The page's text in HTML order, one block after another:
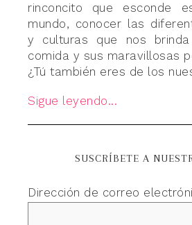
rinconcito que esconde
mundo, conocer las
y culturas que nos
comida y sus maravillosas
¿Tú también eres de los
Sigue leyendo...
SUSCRÍBETE A
Dirección de correo